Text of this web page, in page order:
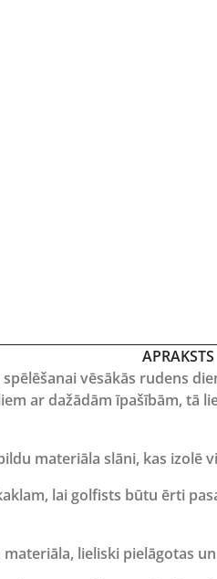
APRAKSTS
vēsākās rudens
ar dažādām īpašībām, tā
materiāla slāni, kas
lai golfists būtu ērti
lieliski pielāgotas